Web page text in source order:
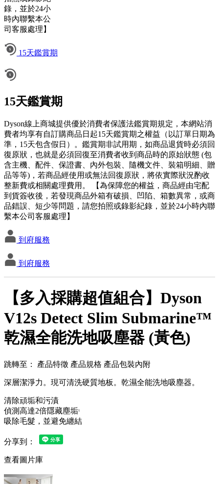
錄，並於24小
時內聯繫本公
司客服處理】
15天鑑賞期
15天鑑賞期
Dyson線上商城提供優於消費者保護法鑑賞期規定，本網站消
費者均享有自訂購商品日起15天鑑賞期之權益（以訂單日期為
準，15天包含假日）。鑑賞期非試用期，如商品退貨時必須回
復原狀，也就是必須回復至消費者收到商品時的原始狀態 (包
含主機、配件、保證書、內外包裝、隨機文件、裝箱明細、贈
品等等)，若商品經使用或無法回復原狀，將依實際狀況酌收
整新費或相關處理費用。 【為保障您的權益，商品經由宅配
到貨簽收後，若發現商品外箱有破損、凹陷、箱數異常，或商
品錯誤、短少等問題，請您拍照或錄影紀錄，並於24小時內聯
繫本公司客服處理】
到府服務
到府服務
【多入採購超值組合】Dyson
V12s Detect Slim Submarine™
乾濕全能洗地吸塵器 (黃色)
跳轉至： 產品特徵 產品規格 產品包裝內附
深層潔淨力。現可清洗硬質地板。乾濕全能洗地吸塵器。
清除頑垢和污漬
偵測高達2倍隱藏塵垢1
吸除毛髮，並避免纏結
分享到：
查看圖片庫